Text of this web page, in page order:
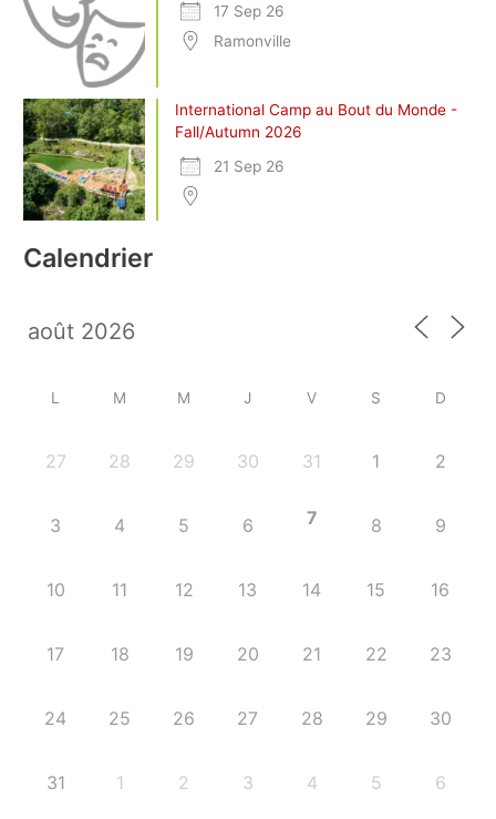
17 Sep 26
Ramonville
International Camp au Bout du Monde -
Fall/Autumn 2026
21 Sep 26
Calendrier
L M M J V S D
27 28 29 30 31 1 2
3 4 5 6 7 8 9
10 11 12 13 14 15 16
17 18 19 20 21 22 23
24 25 26 27 28 29 30
31 1 2 3 4 5 6